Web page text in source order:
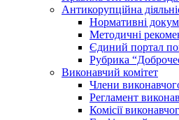
Антикорупційна
Нормативні
Методичні
Єдиний портал
Рубрика
Виконавчий комітет
Члени
Регламент
Комісії